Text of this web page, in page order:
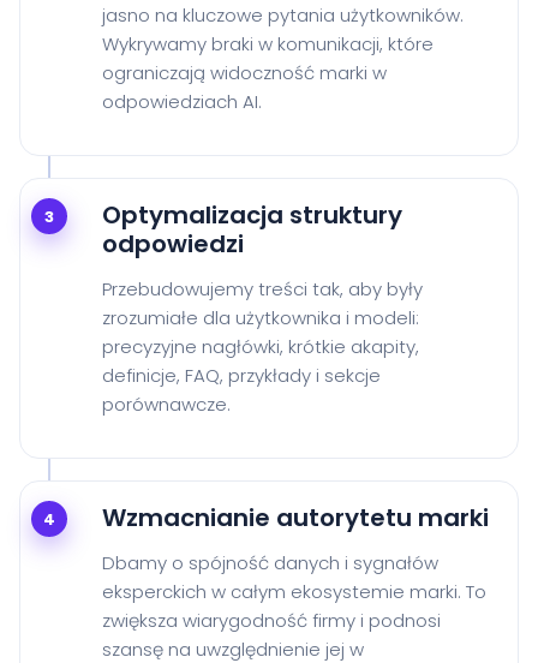
jasno na kluczowe pytania użytkowników.
Wykrywamy braki w komunikacji, które
ograniczają widoczność marki w
odpowiedziach AI.
3
Optymalizacja struktury
odpowiedzi
Przebudowujemy treści tak, aby były
zrozumiałe dla użytkownika i modeli:
precyzyjne nagłówki, krótkie akapity,
definicje, FAQ, przykłady i sekcje
porównawcze.
4 Wzmacnianie autorytetu marki
Dbamy o spójność danych i sygnałów
eksperckich w całym ekosystemie marki. To
zwiększa wiarygodność firmy i podnosi
szansę na uwzględnienie jej w